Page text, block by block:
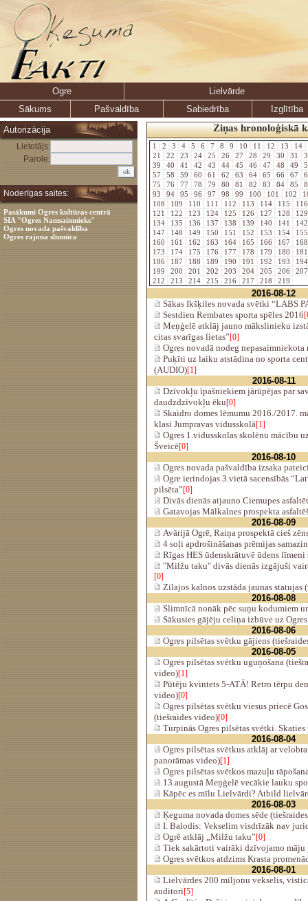
Ogre
Lielvārde
Sākums
Pašvaldība Sabiedrība
Izglītība
Autorizācija
Lietotājs:
Parole:
Noderīgas saites:
Pasākumi Ogres kultūras centrā
SIA "Ogres Namsaimnieks"
Ogres novada pašvaldība
Ogres rajona slimnīca
Ziņas hronoloģiskā
1 2 3 4 5 6 7 8 9 10 11 12 13 14
21
22 23 24 25 26 27 28 29 30 31
39
40 41 42 43 44 45 46 47 48 49
57
58 59 60 61 62 63 64 65 66 67
75
76 77 78 79 80 81 82 83 84 85
93
94 95 96 97 98 99 100 101 102
108
109 110 111 112 113 114 115
121
122 123 124 125 126 127 128
134
135 136 137 138 139 140 141
147
148 149 150 151 152 153 154
160
161 162 163 164 165 166 167
173
174 175 176 177 178 179 180
186
187 188 189 190 191 192 193
199
200 201 202 203 204 205 206
212
213 214 215 216 217 218 219
2016-08-12
Sākas Ikšķiles novada svētki “LABS
Sestdien Rembates sporta spēles 2016
Meņģelē atklāj jauno mākslinieku
citas svarīgas lietas”[0]
Ogres novadā nodeg nepasaimniekota
Puķīti uz laiku atstādina no sporta
(AUDIO)[1]
2016-08-11
Dzīvokļu īpašniekiem jārūpējas par
daudzdzīvokļu ēku[0]
Skaidro domes lēmumu 2016./2017.
klasi Jumpravas vidusskolā[1]
Ogres 1.vidusskolas skolēnu mācību
Šveicē[0]
2016-08-10
Ogres novada pašvaldība izsaka
Ogre ierindojas 3.vietā sacensībās
pilsēta”[0]
Divās dienās atjauno Ciemupes
Gatavojas Mālkalnes prospekta
2016-08-09
Avārijā Ogrē, Raiņa prospektā cieš
4 soļi apdrošināšanas prēmijas
Rīgas HES ūdenskrātuvē ūdens līmeni
"Milžu taku" divās dienās izgājuši
[0]
Zilajos kalnos uzstāda jaunas statujas
2016-08-08
Slimnīcā nonāk pēc suņu kodumiem
Sākusies gājēju celiņa izbūve uz
2016-08-06
Ogres pilsētas svētku gājiens
2016-08-05
Ogres pilsētas svētku uguņošana
video)[1]
Pūtēju kvintets 5-ATĀ! Retro tērpu
video)[0]
Ogres pilsētas svētku viesus priecē
(tiešraides video)[0]
Turpinās Ogres pilsētas svētki.
2016-08-04
Ogres pilsētas svētkus atklāj ar
panorāmas video)[1]
Ogres pilsētas svētkos mazuļu
13.augustā Meņģelē vecākie lauku
Kāpēc es mīlu Lielvārdi? Atbild
2016-08-03
Ķeguma novada domes sēde
I. Balodis: Vekselim visdrīzāk nav
Ogrē atklāj „Milžu taku”[0]
Tiek sakārtoti vairāki dzīvojamo māju
Ogres svētkos atdzims Krasta
2016-08-01
Lielvārdes 200 miljonu vekselis,
auditori[5]